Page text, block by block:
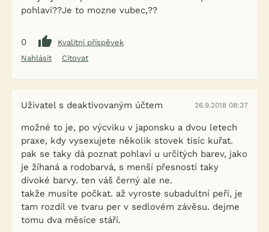
pohlavi??Je to mozne vubec,??
0
Kvalitní příspěvek
Nahlásit
Citovat
Uživatel s deaktivovaným účtem 26.9.2018 08:37
možné to je, po výcviku v japonsku a dvou letech
praxe, kdy vysexujete několik stovek tisíc kuřat.
pak se taky dá poznat pohlaví u určitých barev, jako
je žíhaná a rodobarvá, s menší přesností taky
divoké barvy. ten váš černý ale ne.
takže musíte počkat. až vyroste subadultní peří, je
tam rozdíl ve tvaru per v sedlovém závěsu. dejme
tomu dva měsíce stáří.